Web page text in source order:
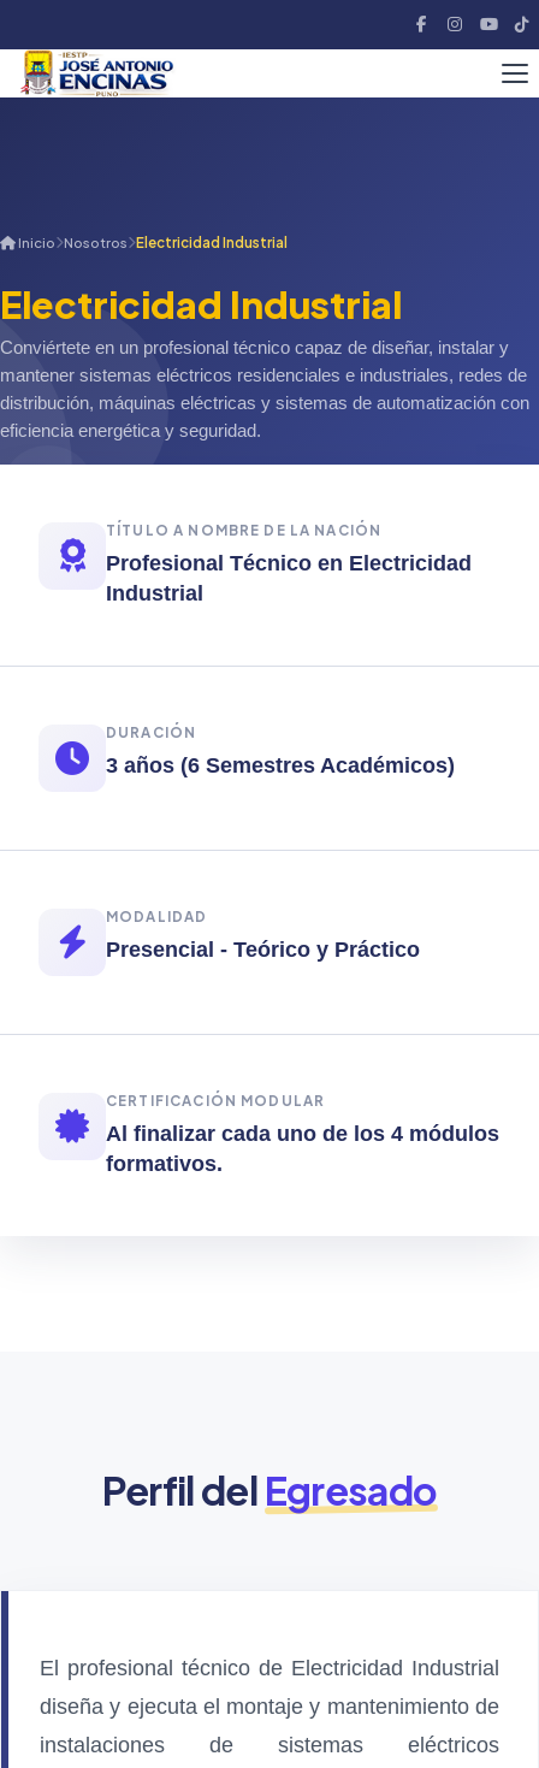
Inicio Nosotros Electricidad Industrial
Electricidad Industrial
Conviértete en un profesional técnico capaz de diseñar, instalar y
mantener sistemas eléctricos residenciales e industriales, redes de
distribución, máquinas eléctricas y sistemas de automatización con
eficiencia energética y seguridad.
TÍTULO A NOMBRE DE LA NACIÓN
Profesional Técnico en Electricidad
Industrial
DURACIÓN
3 años (6 Semestres Académicos)
MODALIDAD
Presencial - Teórico y Práctico
CERTIFICACIÓN MODULAR
Al finalizar cada uno de los 4 módulos
formativos.
Perfil del Egresado
El profesional técnico de Electricidad Industrial
diseña y ejecuta el montaje y mantenimiento de
instalaciones de sistemas eléctricos